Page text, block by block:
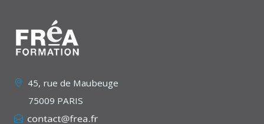
45, rue de Maubeuge
75009 PARIS